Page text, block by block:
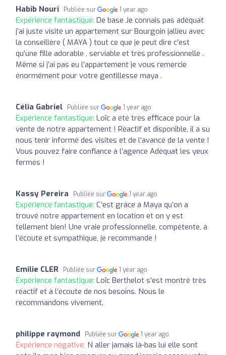
Habib Nouri Publiée sur 1 year ago
Expérience fantastique: De base Je connais pas adéquat
j’ai juste visité un appartement sur Bourgoin jallieu avec
la conseillère ( MAYA ) tout ce que je peut dire c’est
qu’une fille adorable , serviable et très professionnelle .
Même si j’ai pas eu l’appartement je vous remercie
énormément pour votre gentillesse maya .
Célia Gabriel Publiée sur 1 year ago
Expérience fantastique: Loïc a été très efficace pour la
vente de notre appartement ! Réactif et disponible, il a su
nous tenir informé des visites et de l’avancé de la vente !
Vous pouvez faire confiance à l’agence Adéquat les yeux
fermés !
Kassy Pereira Publiée sur 1 year ago
Expérience fantastique: C’est grâce à Maya qu’on a
trouvé notre appartement en location et on y est
tellement bien! Une vraie professionnelle, compétente, à
l’écoute et sympathique, je recommande !
Emilie CLER Publiée sur 1 year ago
Expérience fantastique: Loïc Berthelot s’est montré très
réactif et à l’écoute de nos besoins. Nous le
recommandons vivement.
philippe raymond Publiée sur 1 year ago
Expérience négative: N aller jamais là-bas lui elle sont